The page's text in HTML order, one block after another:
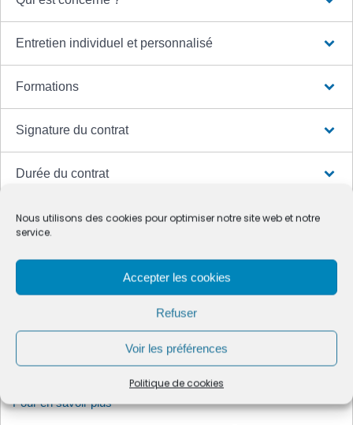
Nous utilisons des cookies pour optimiser notre site web et notre
service.
Accepter les cookies
Refuser
Voir les préférences
Politique de cookies
Entretien individuel et personnalisé
Formations
Signature du contrat
Durée du contrat
Entretien de fin de contrat
Non respect du contrat
Pour en savoir plus